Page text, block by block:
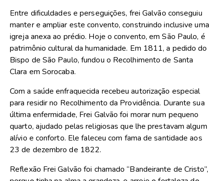
Entre dificuldades e perseguições, frei Galvão conseguiu
manter e ampliar este convento, construindo inclusive uma
igreja anexa ao prédio. Hoje o convento, em São Paulo, é
patrimônio cultural da humanidade. Em 1811, a pedido do
Bispo de São Paulo, fundou o Recolhimento de Santa
Clara em Sorocaba.
Com a saúde enfraquecida recebeu autorização especial
para residir no Recolhimento da Providência. Durante sua
última enfermidade, Frei Galvão foi morar num pequeno
quarto, ajudado pelas religiosas que lhe prestavam algum
alívio e conforto. Ele faleceu com fama de santidade aos
23 de dezembro de 1822.
Reflexão Frei Galvão foi chamado “Bandeirante de Cristo”,